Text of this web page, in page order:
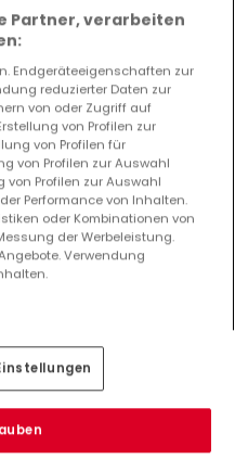
und versuchen Sie
(DE)
kaufen in Merzig (DE)
mieten in Merzig (DE)
Partner, verarbeiten
Endgeräteeigenschaften zur
reduzierter Daten zur
von oder Zugriff auf
von Profilen zur
von Profilen für
von Profilen zur Auswahl
von Profilen zur Auswahl
Performance von Inhalten.
oder Kombinationen von
der Werbeleistung.
Verwendung